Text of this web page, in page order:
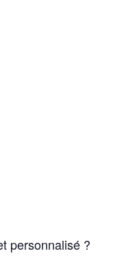
personnalisé ?